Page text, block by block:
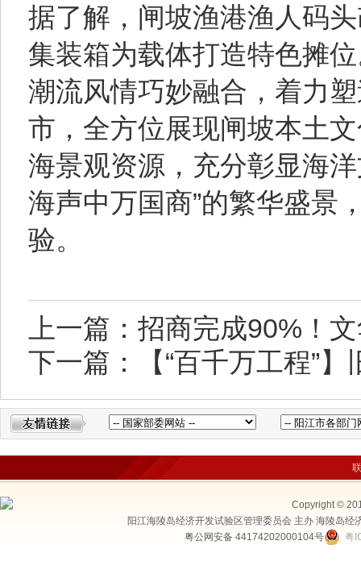
据了解，闸坡渔港渔人码
集装箱为载体打造特色摊
潮流风情巧妙融合，着力
市，全方位展现闸坡本土
海景观资源，充分彰显海
海声中万国商”的繁华盛景
验。
上一篇：招商完成90%！
下一篇：【“百千万工程”】
Copyright ©
阳江海陵岛经济开发试验区管理委员会 主办 海陵岛
粤公网安备 44174202000104号
粤